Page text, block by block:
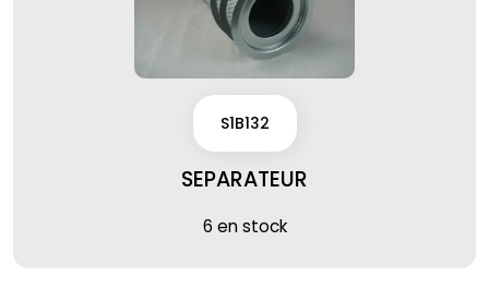
S1B132
SEPARATEUR
6 en stock